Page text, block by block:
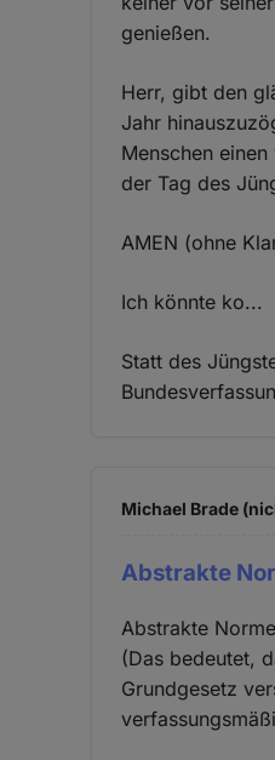
genießen.
Herr, gibt den
Jahr
Menschen
der Tag des
AMEN (ohne
Ich könnte ko...
Statt des
Michael Brade
Abstrakte
Abstrakte
(Das bedeutet,
Grundgesetz